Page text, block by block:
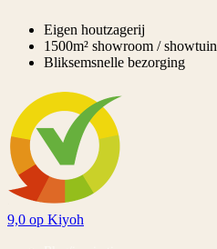
Eigen houtzagerij
1500m² showroom / showtuin
Bliksemsnelle bezorging
9,0 op Kiyoh